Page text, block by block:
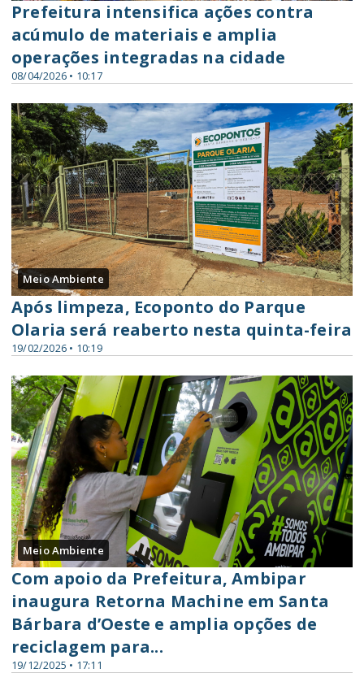
08/04/2026 • 10:17
Prefeitura intensifica ações contra
acúmulo de materiais e amplia
operações integradas na cidade
Meio Ambiente
19/02/2026 • 10:19
Após limpeza, Ecoponto do Parque
Olaria será reaberto nesta quinta-feira
Meio Ambiente
19/12/2025 • 17:11
Com apoio da Prefeitura, Ambipar
inaugura Retorna Machine em Santa
Bárbara d’Oeste e amplia opções de
reciclagem para...